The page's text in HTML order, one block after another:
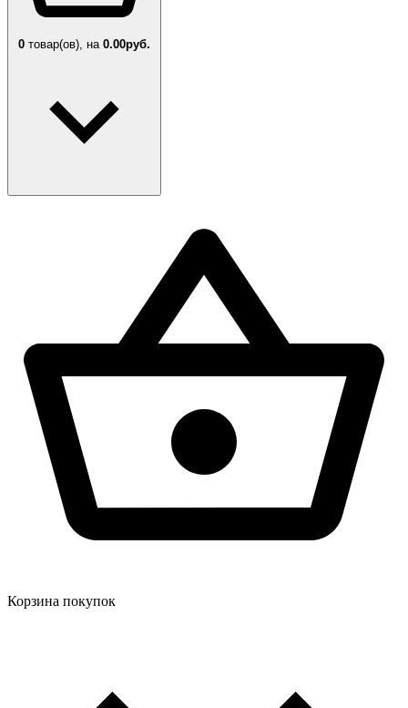
0 товар(ов), на 0.00руб.
Корзина покупок